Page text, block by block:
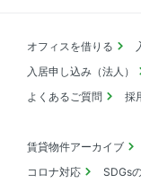
オフィスを借りる
入居申し込み（法人）
よくあるご質問
採
賃貸物件アーカイブ
コロナ対応
SDGs